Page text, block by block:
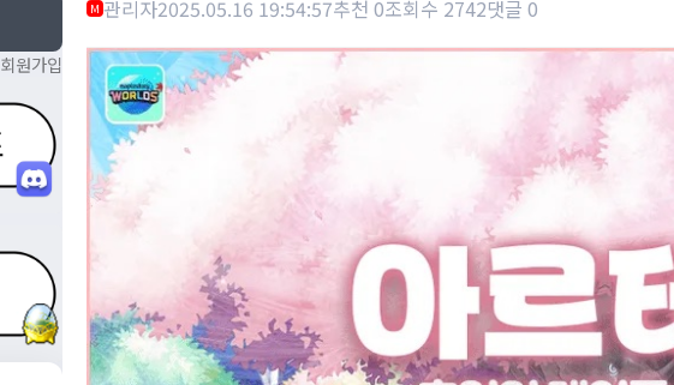
회원가입
M 관리자2025.05.16 19:54:57추천 0조회수 2742댓글 0